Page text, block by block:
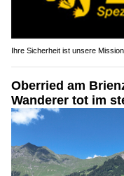
Ihre Sicherheit ist unsere
Oberried am
Wanderer tot im